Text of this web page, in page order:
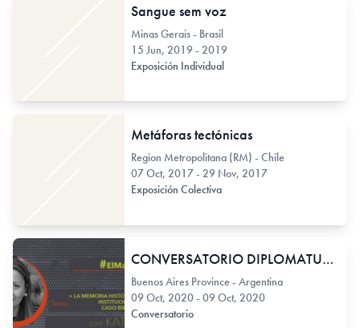
Sangue sem voz
Minas Gerais - Brasil
15 Jun, 2019 - 2019
Exposición Individual
Metáforas tectónicas
Region Metropolitana (RM) - Chile
07 Oct, 2017 - 29 Nov, 2017
Exposición Colectiva
CONVERSATORIO DIPLOMATURA GESTIÓN EN PROYECTOS CULTURALES 2020
Buenos Aires Province - Argentina
09 Oct, 2020 - 09 Oct, 2020
Conversatorio